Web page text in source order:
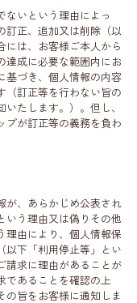
ないという理由によっ
訂正、追加又は削除（以
には、お客様ご本人から
達成に必要な範囲内にお
基づき、個人情報の内容
（訂正等を行わない旨の
たします。）。但し、
プが訂正等の義務を負わ
が、あらかじめ公表され
いう理由又は偽りその他
理由により、個人情報保
以下「利用停止等」とい
請求に理由があることが
であることを確認の上
の旨をお客様に通知しま